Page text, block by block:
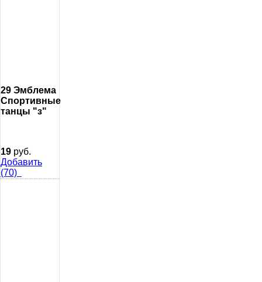
29 Эмблема
Спортивные
танцы "з"
19 руб.
Добавить
(70)